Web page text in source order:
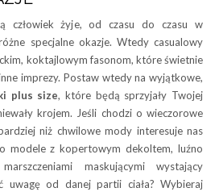
człowiek żyje, od czasu do czasu w
specjalne okazje. Wtedy casualowy
koktajlowym fasonom, które świetnie
imprezy. Postaw wtedy na wyjątkowe,
plus size, które będą sprzyjały Twojej
krojem. Jeśli chodzi o wieczorowe
niż chwilowe mody interesuje nas
modele z kopertowym dekoltem, luźno
maskującymi wystający
uwagę od danej partii ciała? Wybieraj